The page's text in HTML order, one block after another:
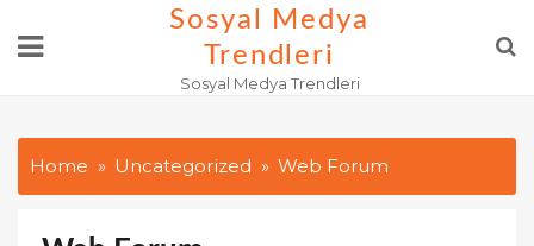
Sosyal Medya
Trendleri
Sosyal Medya Trendleri
Home Uncategorized Web Forum